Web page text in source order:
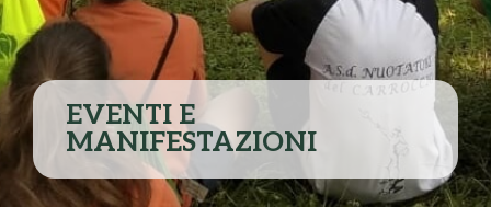
EVENTI E
MANIFESTAZIONI